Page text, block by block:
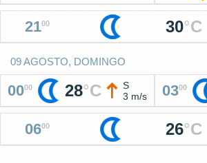
2100 30°C
09 AGOSTO, DOMINGO
0000 28°C
S
3 m/s
0300
0600 26°C